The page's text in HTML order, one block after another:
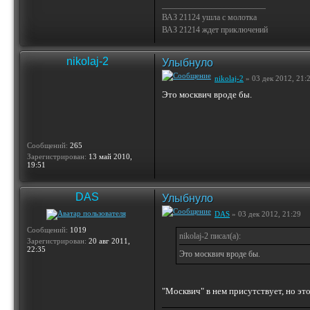
ВАЗ 21124 ушла с молотка
ВАЗ 21214 ждет приключений
nikolaj-2
Сообщений: 265
Зарегистрирован: 13 май 2010,
19:51
Улыбнуло
nikolaj-2 » 03 дек 2012,
Это москвич вроде бы.
DAS
Сообщений: 1019
Зарегистрирован: 20 авг 2011,
22:35
Улыбнуло
DAS » 03 дек 2012, 21:29
nikolaj-2 писал(а):
Это москвич вроде бы.
"Москвич" в нем присутствует, но